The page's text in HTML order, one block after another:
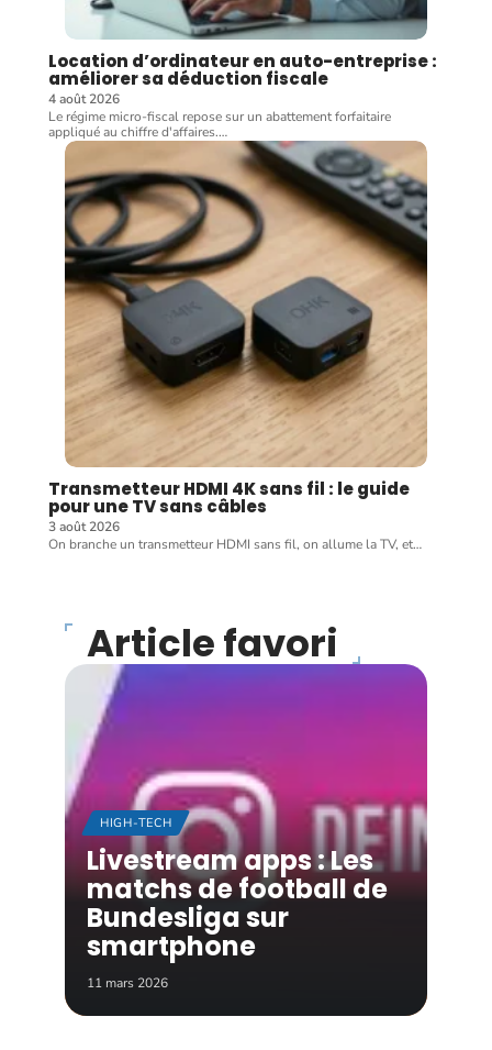
Location d’ordinateur en auto-entreprise :
améliorer sa déduction fiscale
4 août 2026
Le régime micro-fiscal repose sur un abattement forfaitaire
appliqué au chiffre d'affaires.…
Transmetteur HDMI 4K sans fil : le guide
pour une TV sans câbles
3 août 2026
On branche un transmetteur HDMI sans fil, on allume la TV, et…
Article favori
HIGH-TECH
Livestream apps : Les
matchs de football de
Bundesliga sur
smartphone
11 mars 2026